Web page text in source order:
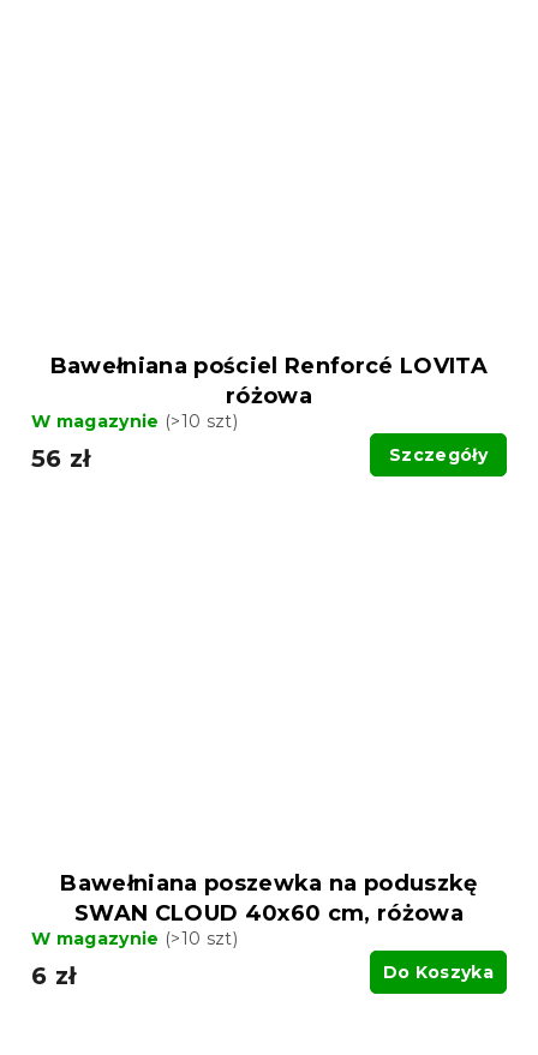
Bawełniana pościel Renforcé LOVITA
różowa
W magazynie (>10 szt)
56 zł Szczegóły
Bawełniana poszewka na poduszkę
SWAN CLOUD 40x60 cm, różowa
W magazynie (>10 szt)
6 zł Do Koszyka